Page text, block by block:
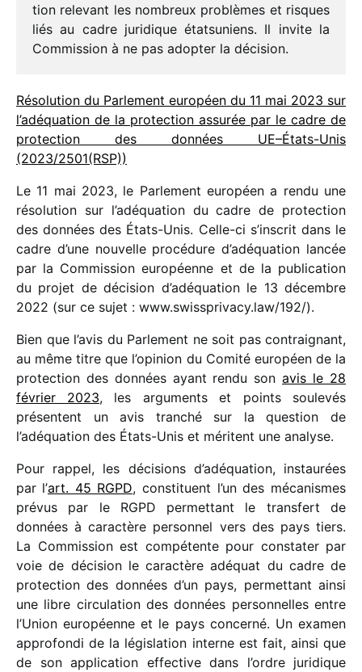
tion rele­vant les nombreux problèmes et risques
liés au cadre juri­dique état­su­niens. Il invite la
Commission à ne pas adop­ter la décision.
Résolution du Parlement euro­péen du 11 mai 2023 sur
l’adéquation de la protec­tion assu­rée par le cadre de
protec­tion des données UE–États-Unis
(2023/2501(RSP))
Le 11 mai 2023, le Parlement euro­péen a rendu une
réso­lu­tion sur l’adéquation du cadre de protec­tion
des données des États-Unis. Celle-ci s’inscrit dans le
cadre d’une nouvelle procé­dure d’adéquation lancée
par la Commission euro­péenne et de la publi­ca­tion
du projet de déci­sion d’adéquation le 13 décembre
2022 (sur ce sujet : www​.swiss​pri​vacy​.law/​1​92/).
Bien que l’avis du Parlement ne soit pas contrai­gnant,
au même titre que l’opinion du Comité euro­péen de la
protec­tion des données ayant rendu son avis le 28
février 2023, les argu­ments et points soule­vés
présentent un avis tran­ché sur la ques­tion de
l’adéquation des États-Unis et méritent une analyse.
Pour rappel, les déci­sions d’adéquation, instau­rées
par l’art. 45 RGPD, consti­tuent l’un des méca­nismes
prévus par le RGPD permet­tant le trans­fert de
données à carac­tère person­nel vers des pays tiers.
La Commission est compé­tente pour consta­ter par
voie de déci­sion le carac­tère adéquat du cadre de
protec­tion des données d’un pays, permet­tant ainsi
une libre circu­la­tion des données person­nelles entre
l’Union euro­péenne et le pays concerné. Un examen
appro­fondi de la légis­la­tion interne est fait, ainsi que
de son appli­ca­tion effec­tive dans l’ordre juri­dique